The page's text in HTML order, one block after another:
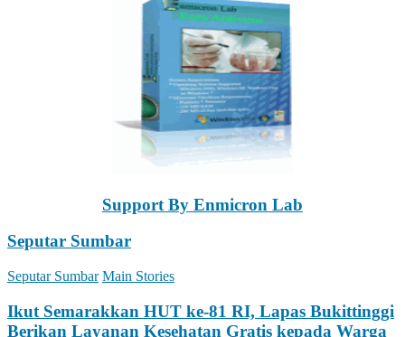
Support By Enmicron Lab
Seputar Sumbar
Seputar Sumbar Main Stories
Ikut Semarakkan HUT ke-81 RI, Lapas Bukittinggi
Berikan Layanan Kesehatan Gratis kepada Warga